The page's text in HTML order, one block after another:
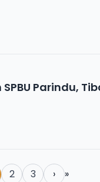
Parindu,
2 3 › »